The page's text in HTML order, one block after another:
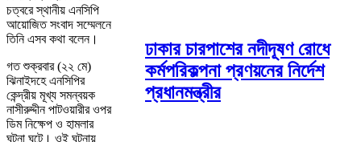
চত্বরে স্থানীয় এনসিপি
আয়োজিত সংবাদ সম্মেলনে
তিনি এসব কথা বলেন।
গত শুক্রবার (২২ মে)
ঝিনাইদহে এনসিপির
কেন্দ্রীয় মূখ্য সমন্বয়ক
নাসীরুদ্দীন পাটওয়ারীর ওপর
ডিম নিক্ষেপ ও হামলার
ঘটনা ঘটে। ওই ঘটনায়
ঢাকার চারপাশের নদীদূষণ রোধে
কর্মপরিকল্পনা প্রণয়নের নির্দেশ
প্রধানমন্ত্রীর